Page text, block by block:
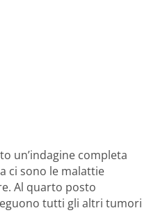
un’indagine completa
ci sono le malattie
Al quarto posto
tutti gli altri tumori